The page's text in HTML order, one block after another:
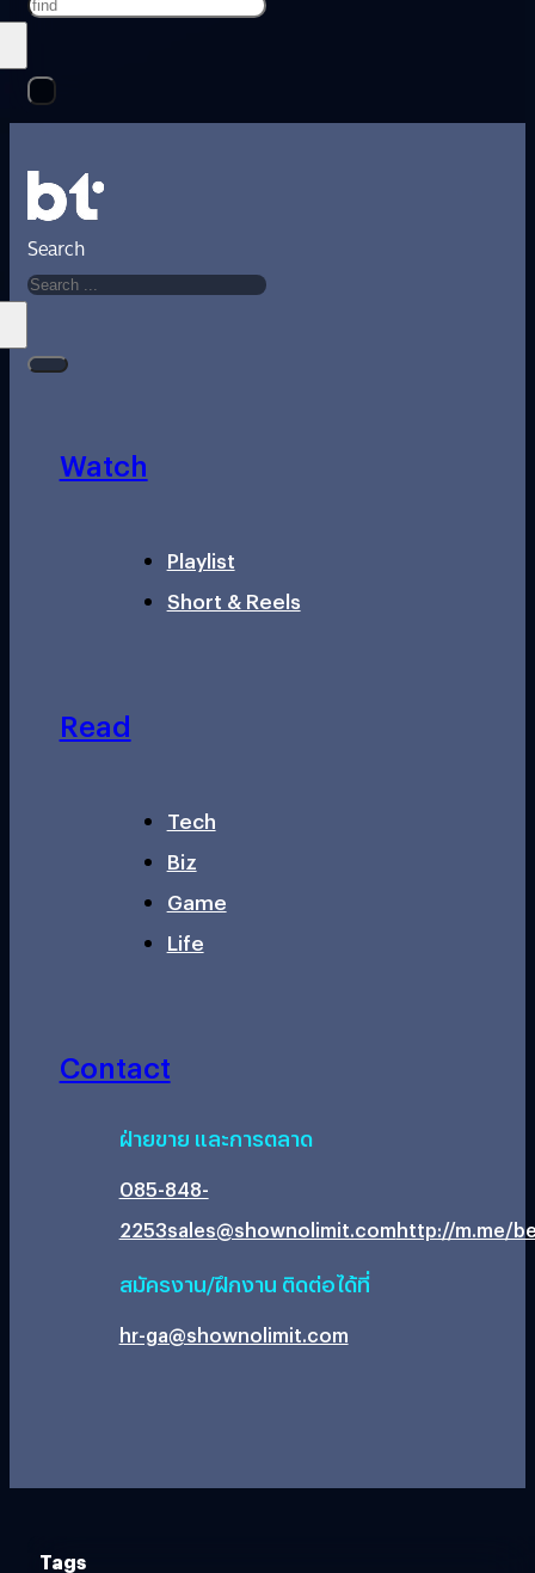
Search
Watch
Playlist
Short & Reels
Read
Tech
Biz
Game
Life
Contact
ฝ่ายขาย และการตลาด
085-848-
2253sales@shownolimit.comhttp://m.me/
สมัครงาน/ฝึกงาน ติดต่อได้ที่
hr-ga@shownolimit.com
Tags